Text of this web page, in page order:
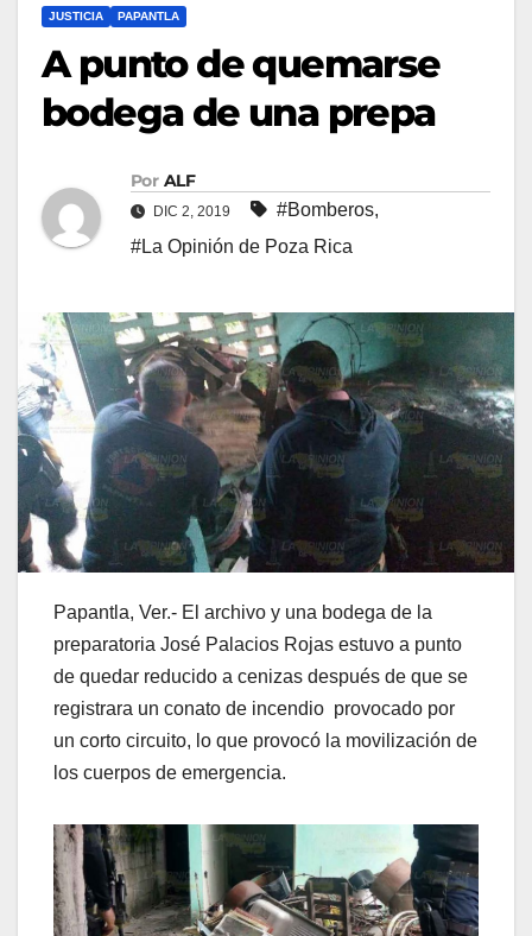
JUSTICIA PAPANTLA
A punto de quemarse
bodega de una prepa
Por ALF
DIC 2, 2019 #Bomberos,
#La Opinión de Poza Rica
Papantla, Ver.- El archivo y una bodega de la
preparatoria José Palacios Rojas estuvo a punto
de quedar reducido a cenizas después de que se
registrara un conato de incendio provocado por
un corto circuito, lo que provocó la movilización de
los cuerpos de emergencia.